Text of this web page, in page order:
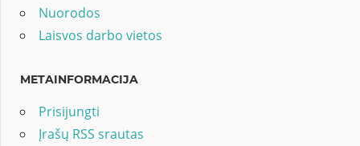
Nuorodos
Laisvos darbo vietos
METAINFORMACIJA
Prisijungti
Įrašų RSS srautas